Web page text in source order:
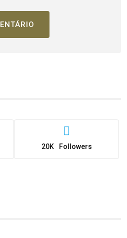
20K Followers